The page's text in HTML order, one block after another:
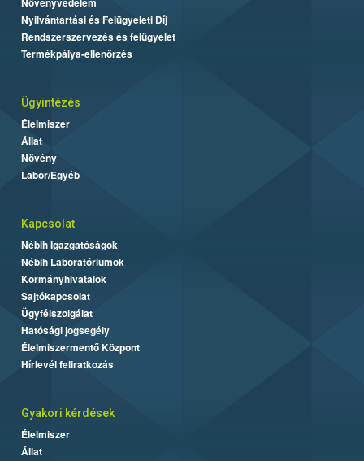
Nyilvántartási és Felügyeleti Díj
Rendszerszervezés és felügyelet
Termékpálya-ellenőrzés
Ügyintézés
Élelmiszer
Állat
Növény
Labor/Egyéb
Kapcsolat
Nébih Igazgatóságok
Nébih Laboratóriumok
Kormányhivatalok
Sajtókapcsolat
Ügyfélszolgálat
Hatósági jogsegély
Élelmiszermentő Központ
Hírlevél feliratkozás
Gyakori kérdések
Élelmiszer
Állat